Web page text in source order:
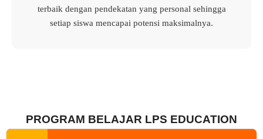
terbaik dengan pendekatan yang personal sehingga
setiap siswa mencapai potensi maksimalnya.
PROGRAM BELAJAR LPS EDUCATION